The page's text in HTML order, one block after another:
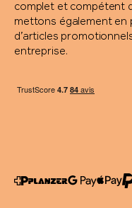
complet et compétent
mettons également en
d’articles
entreprise.